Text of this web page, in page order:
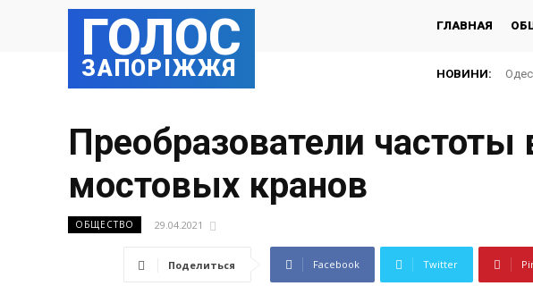
ГОЛОС
ЗАПОРІЖЖЯ
ГЛАВНАЯ
НОВИНИ:Одеса
РФ
Преобразователи
мостовых кранов
ОБЩЕСТВО 29.04.2021
Поделиться Facebook Twitter